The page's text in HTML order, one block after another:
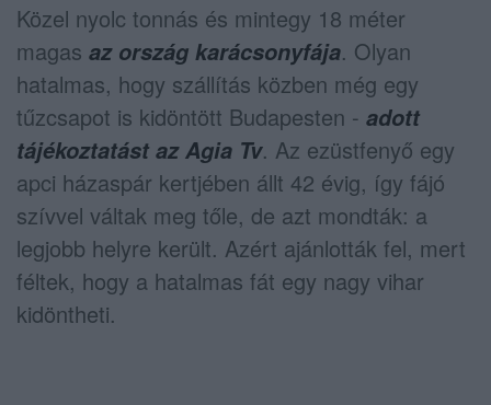
Közel nyolc tonnás és mintegy 18 méter
magas az ország karácsonyfája. Olyan
hatalmas, hogy szállítás közben még egy
tűzcsapot is kidöntött Budapesten - adott
tájékoztatást az Agia Tv. Az ezüstfenyő egy
apci házaspár kertjében állt 42 évig, így fájó
szívvel váltak meg tőle, de azt mondták: a
legjobb helyre került. Azért ajánlották fel, mert
féltek, hogy a hatalmas fát egy nagy vihar
kidöntheti.